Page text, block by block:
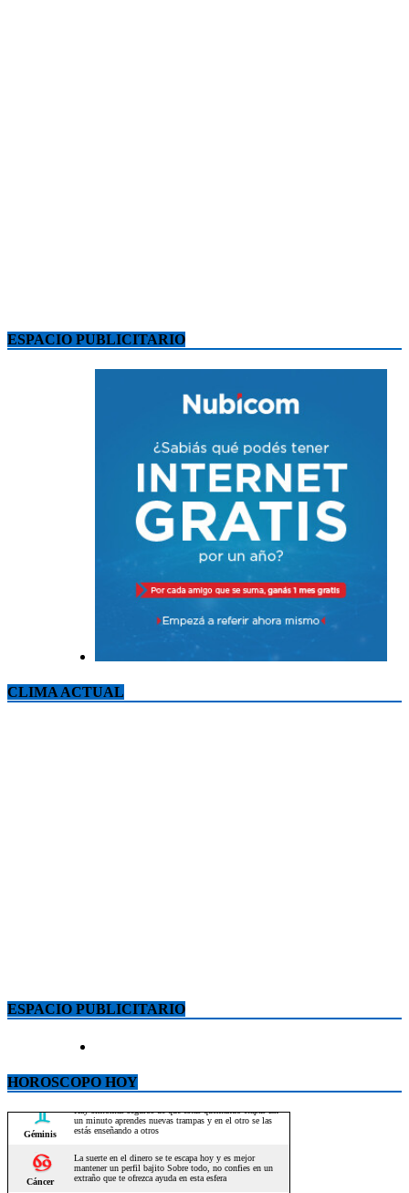
ESPACIO PUBLICITARIO
CLIMA ACTUAL
ESPACIO PUBLICITARIO
HOROSCOPO HOY